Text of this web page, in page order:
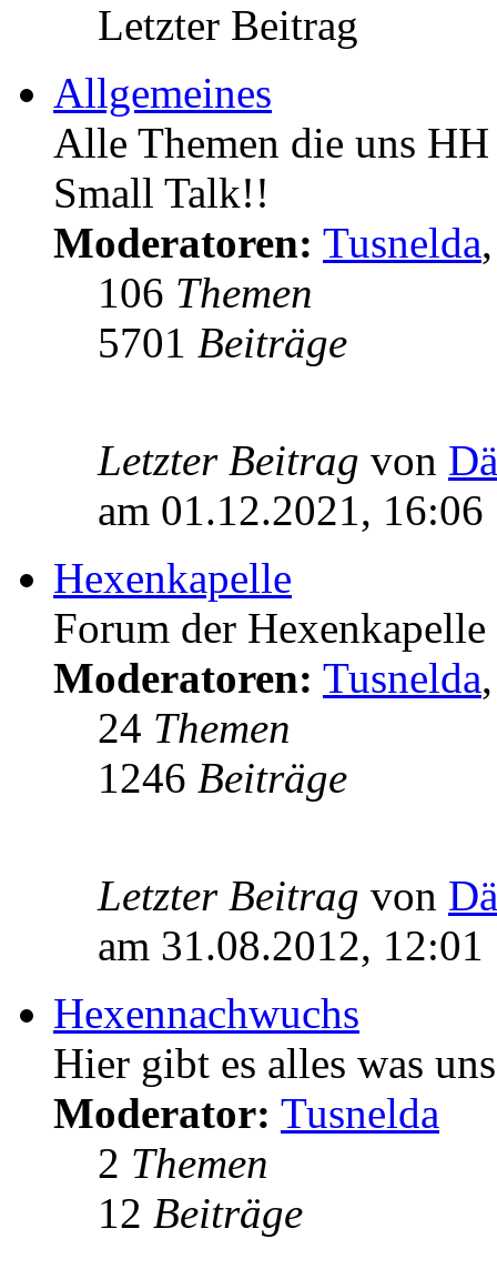
Letzter Beitrag
Allgemeines
Alle Themen die uns
Small Talk!!
Moderatoren: Tusnelda
106 Themen
5701 Beiträge
Letzter Beitrag von
am 01.12.2021, 16:06
Hexenkapelle
Forum der Hexenkapelle
Moderatoren: Tusnelda
24 Themen
1246 Beiträge
Letzter Beitrag von
am 31.08.2012, 12:01
Hexennachwuchs
Hier gibt es alles was
Moderator: Tusnelda
2 Themen
12 Beiträge